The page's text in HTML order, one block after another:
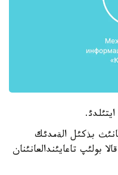
بذكئل الةمدئك
قالا بولئپ تاعايئندالعانئنان